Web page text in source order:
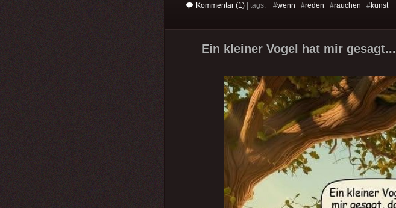
Kommentar (1) | tags: #wenn #reden #rauchen #kunst
Ein kleiner Vogel hat mir gesagt...